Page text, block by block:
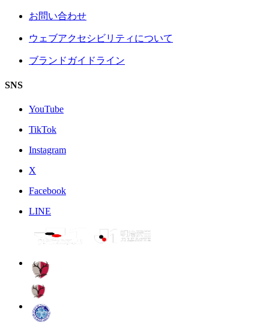
お問い合わせ
ウェブアクセシビリティについて
ブランドガイドライン
SNS
YouTube
TikTok
Instagram
X
Facebook
LINE